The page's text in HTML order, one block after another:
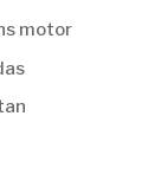
motor